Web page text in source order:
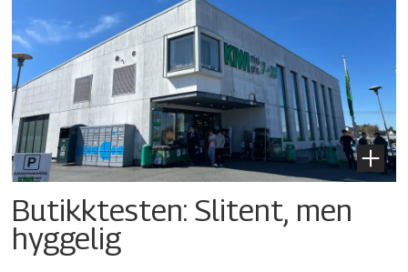
Butikktesten: Slitent, men
hyggelig